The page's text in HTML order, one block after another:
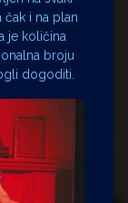
čak i na plan
je količina
broju
dogoditi.